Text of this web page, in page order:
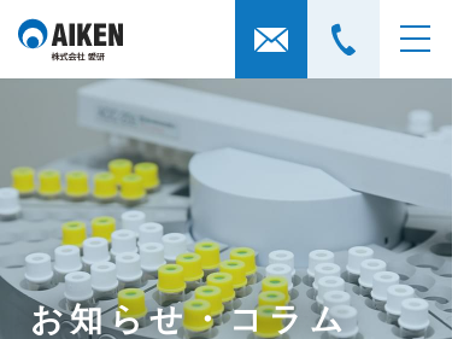
お知らせ・コラム